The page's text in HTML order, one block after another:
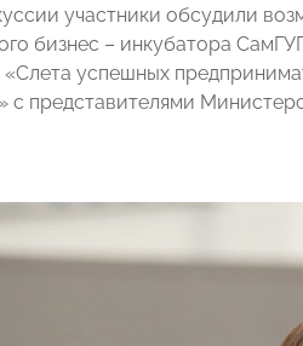
участники обсудили
бизнес – инкубатора
«Слета успешных
с представителями